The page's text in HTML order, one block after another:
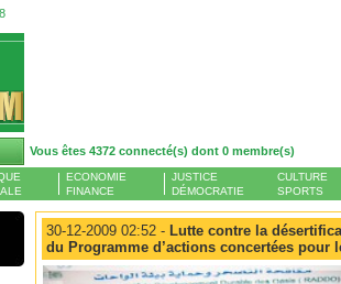
Vous êtes 4372 connecté(s) dont 0 membre(s)
ECONOMIE
FINANCE
JUSTICE
DÉMOCRATIE
CULTURE
SPORTS
30-12-2009 02:52 - Lutte contre la
du Programme d’actions concertées pour